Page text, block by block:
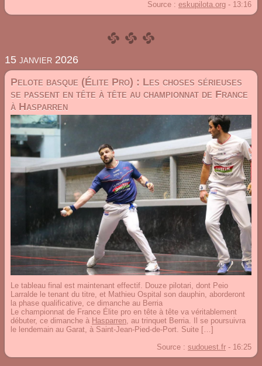
Source : eskupilota.org - 13:16
15 janvier 2026
Pelote basque (Élite Pro) : Les choses sérieuses
se passent en tête à tête au championnat de France
à Hasparren
Le tableau final est maintenant effectif. Douze pilotari, dont Peio
Larralde le tenant du titre, et Mathieu Ospital son dauphin, aborderont
la phase qualificative, ce dimanche au Berria
Le championnat de France Élite pro en tête à tête va véritablement
débuter, ce dimanche à Hasparren, au trinquet Berria. Il se poursuivra
le lendemain au Garat, à Saint-Jean-Pied-de-Port. Suite […]
Source : sudouest.fr - 16:25